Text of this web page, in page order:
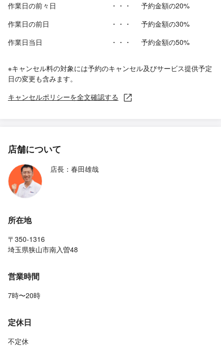
作業日の前々日
・・・
予約金額の20%
作業日の前日
・・・
予約金額の30%
作業日当日
・・・ 予約金額の50%
※キャンセル料の対象には予約のキャンセル及びサービス提供予定
日の変更も含みます。
キャンセルポリシーを全文確認する
店舗について
店長：春田雄哉
所在地
〒350-1316
埼玉県狭山市南入曽48
営業時間
7時〜20時
定休日
不定休